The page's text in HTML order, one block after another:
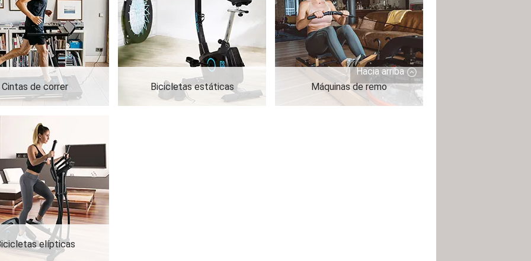
Cintas de correr Bicicletas estáticas Máquinas de remo
elípticas
Hacia arriba